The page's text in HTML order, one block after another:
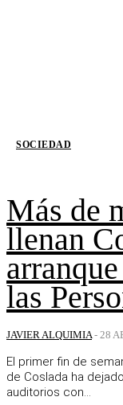
SOCIEDAD
Más de
llenan
las
JAVIER ALQUIMIA - 28
El primer fin de
de Coslada ha
auditorios con...